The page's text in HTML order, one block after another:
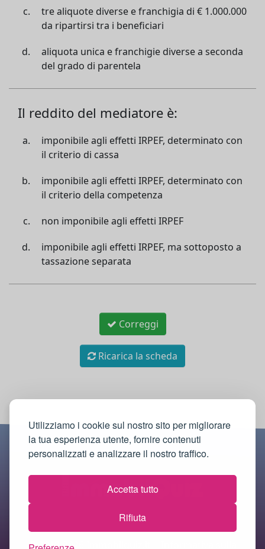
Utilizziamo i cookie sul nostro sito per migliorare
la tua esperienza utente, fornire contenuti
personalizzati e analizzare il nostro traffico.
Accetta tutto
Rifiuta
tre aliquote diverse e franchigia di € 1.000.000
da ripartirsi tra i beneficiari
aliquota unica e franchigie diverse a seconda
del grado di parentela
Il reddito del mediatore è:
imponibile agli effetti IRPEF, determinato con
il criterio di cassa
imponibile agli effetti IRPEF, determinato con
il criterio della competenza
non imponibile agli effetti IRPEF
imponibile agli effetti IRPEF, ma sottoposto a
tassazione separata
Correggi
Ricarica la scheda
© 2018-2026 Immobilquiz.it |